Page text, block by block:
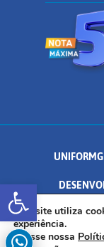
Abrir a
AV. DR. ARNALDO
Este site utiliza
experiência.
Acesse nossa